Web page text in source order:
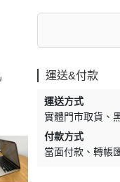
運送&付款
運送方式
實體門市取貨
付款方式
當面付款
轉帳